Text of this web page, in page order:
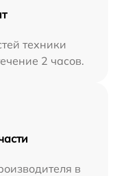
техники
2 часов.
в